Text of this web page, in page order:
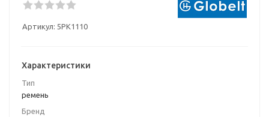
Артикул: 5PK1110
Характеристики
Тип
ремень
Бренд